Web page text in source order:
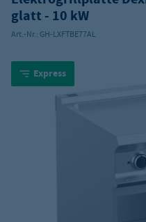
glatt - 10 kW
Art.-Nr.: GH-LXFTBE77AL
Express